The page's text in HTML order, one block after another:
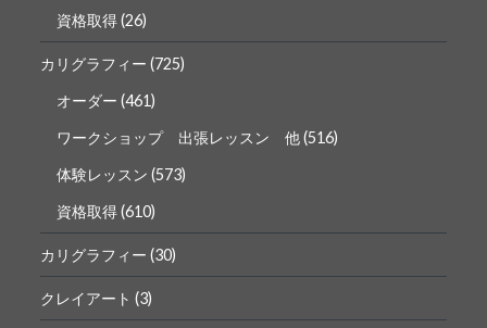
資格取得(26)
カリグラフィー (725)
オーダー (461)
ワークショップ 出張レッスン 他(516)
体験レッスン (573)
資格取得(610)
カリグラフィー (30)
クレイアート (3)